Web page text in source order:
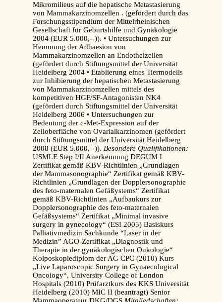
Mikromilieus auf die hepatische Metastasierung
von Mammakarzinomzellen . (gefördert durch das
Forschungsstipendium der Mittelrheinischen
Gesellschaft für Geburtshilfe und Gynäkologie
2004 (EUR 5.000,--)). • Untersuchungen zur
Hemmung der Adhaesion von
Mammakarzinomzellen an Endothelzellen
(gefördert durch Stiftungsmittel der Universität
Heidelberg 2004 • Etablierung eines Tiermodells
zur Inhibierung der hepatischen Metastasierung
von Mammakarzinomzellen mittels des
kompetitiven HGF/SF-Antagonisten NK4
(gefördert durch Stiftungsmittel der Universität
Heidelberg 2006 • Untersuchungen zur
Bedeutung der c-Met-Expression auf der
Zelloberfläche von Ovarialkarzinomen (gefördert
durch Stiftungsmittel der Universität Heidelberg
2008 (EUR 5.000,--)). Besondere Qualifikationen:
USMLE Step I/II Anerkennung DEGUM I
Zertifikat gemäß KBV-Richtlinien „Grundlagen
der Mammasonographie“ Zertifikat gemäß KBV-
Richtlinien „Grundlagen der Dopplersonographie
des feto-maternalen Gefäßystems“ Zertifikat
gemäß KBV-Richtlinien „Aufbaukurs zur
Dopplersonographie des feto-maternalen
Gefäßsystems“ Zertifikat „Minimal invasive
surgery in gynecology“ (ESI 2005) Basiskurs
Palliativmedizin Sachkunde “Laser in der
Medizin” AGO-Zertifikat „Diagnostik und
Therapie in der gynäkologischen Onkologie“
Kolposkopiediplom der AG CPC (2010) Kurs
„Live Laparoscopic Surgery in Gynaecological
Oncology“, University College of London
Hospitals (2010) Prüfarztkurs des KKS Universität
Heidelberg (2010) MIC II (beantragt) Senior